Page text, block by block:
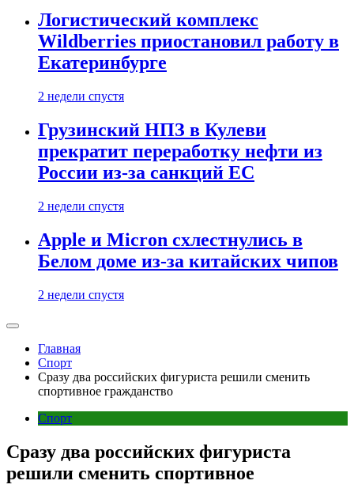
Логистический комплекс
Wildberries приостановил работу в
Екатеринбурге
2 недели спустя
Грузинский НПЗ в Кулеви
прекратит переработку нефти из
России из-за санкций ЕС
2 недели спустя
Apple и Micron схлестнулись в
Белом доме из-за китайских чипов
2 недели спустя
Главная
Спорт
Сразу два российских фигуриста решили сменить
спортивное гражданство
Спорт
Сразу два российских фигуриста
решили сменить спортивное